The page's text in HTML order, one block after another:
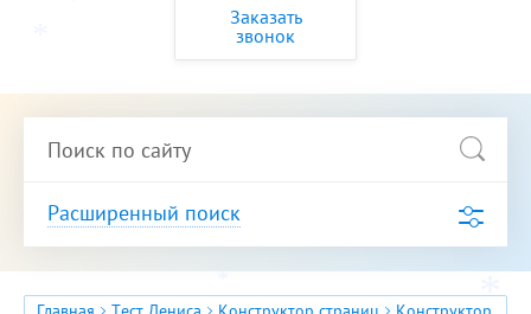
*
* *
*
Заказать
звонок
Расширенный поиск